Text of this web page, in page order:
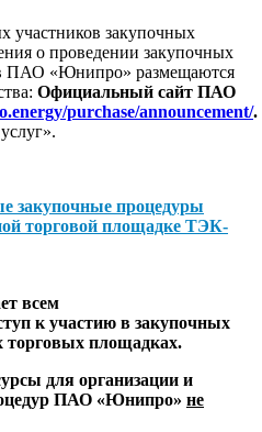
участников закупочных
о проведении закупочных
ПАО «Юнипро» размещаются
Официальный сайт ПАО
purchase/announcement/.
закупочные процедуры
торговой площадке ТЭК-
всем
к участию в закупочных
торговых площадках.
для организации и
ПАО «Юнипро» не